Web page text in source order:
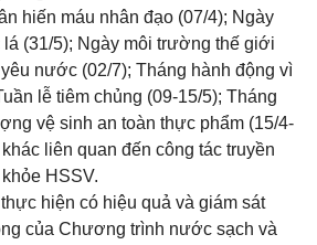
hiến máu nhân đạo (07/4); Ngày
(31/5); Ngày môi trường thế giới
nước (02/7); Tháng hành động vì
lễ tiêm chủng (09-15/5); Tháng
vệ sinh an toàn thực phẩm (15/4-
liên quan đến công tác truyền
HSSV.
hiện có hiệu quả và giám sát
của Chương trình nước sạch và